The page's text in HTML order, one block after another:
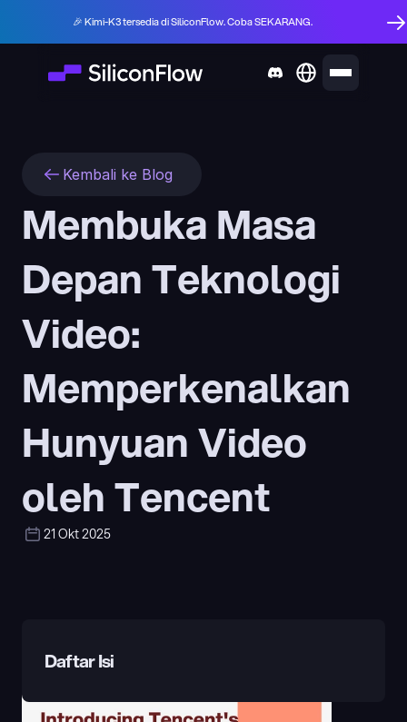
🎉 Kimi-K3 tersedia di SiliconFlow. Coba SEKARANG.
Kembali ke Blog
Membuka Masa
Depan Teknologi
Video:
Memperkenalkan
Hunyuan Video
oleh Tencent
21 Okt 2025
Daftar Isi